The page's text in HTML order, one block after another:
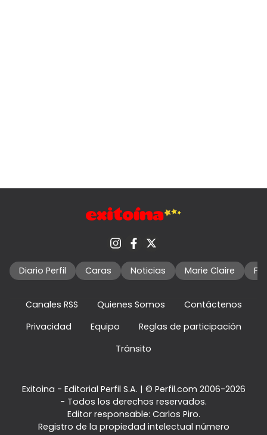
Diario Perfil Caras Noticias Marie Claire
Canales RSS Quienes Somos
Contáctenos
Privacidad
Equipo
Reglas de participación
Tránsito
Exitoina - Editorial Perfil S.A. | © Perfil.com 2006-2026
- Todos los derechos reservados.
Editor responsable: Carlos Piro.
Registro de la propiedad intelectual número